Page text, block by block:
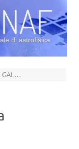
di astrofisica
FONDAMENTALE IL SUO STUDIO SULLE GALASSIE STARBURST